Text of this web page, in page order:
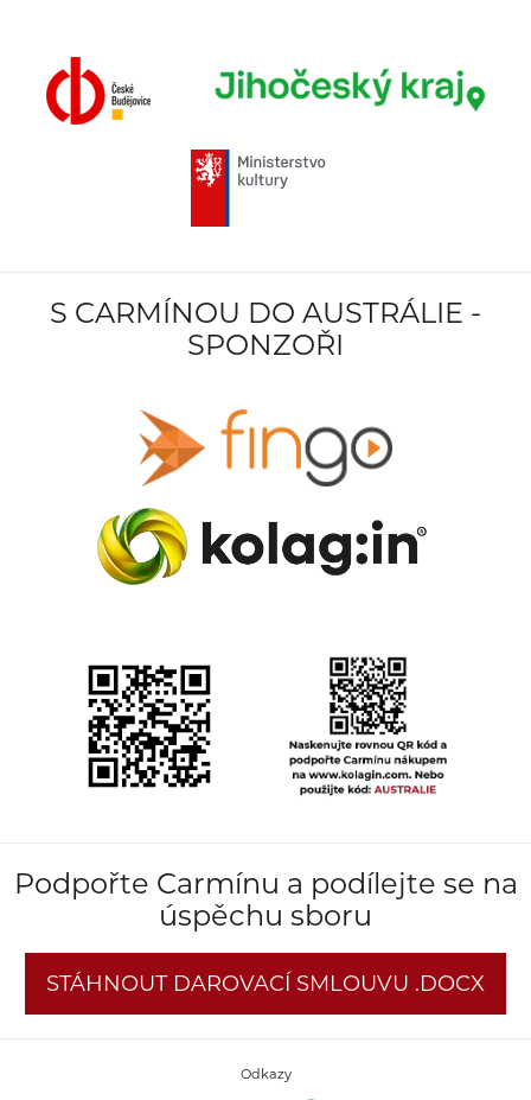
S CARMÍNOU DO AUSTRÁLIE -
SPONZOŘI
Podpořte Carmínu a podílejte se na
úspěchu sboru
STÁHNOUT DAROVACÍ SMLOUVU .DOCX
Odkazy